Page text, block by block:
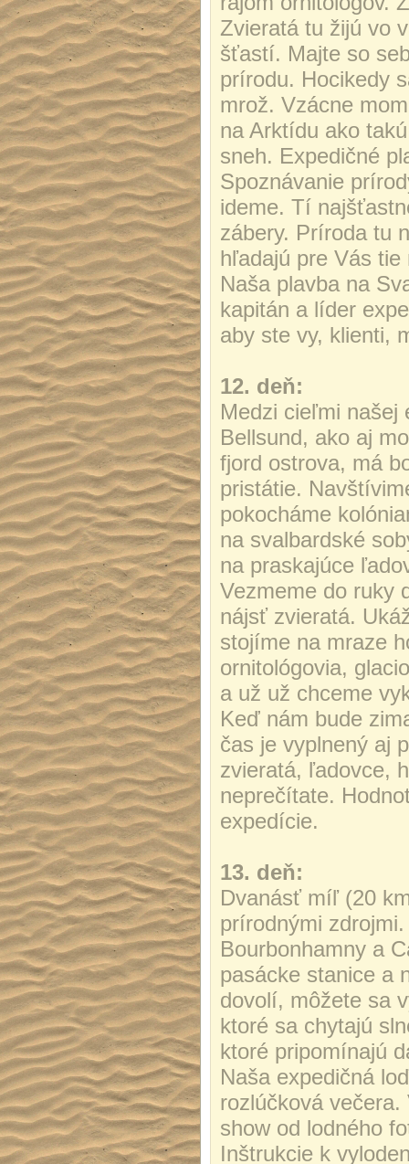
Zvieratá tu žijú vo
šťastí. Majte so
prírodu. Hocikedy
mrož. Vzácne
na Arktídu ako
sneh. Expedičné
Spoznávanie
ideme. Tí
zábery. Príroda tu
hľadajú pre Vás
Naša plavba na
kapitán a líder
aby ste vy, klienti,
12. deň:
Medzi cieľmi našej
Bellsund, ako aj
fjord ostrova, má
pristátie.
pokocháme
na svalbardské
na praskajúce
Vezmeme do ruky
nájsť zvieratá.
stojíme na mraze
ornitológovia,
a už už chceme
Keď nám bude
čas je vyplnený aj
zvieratá, ľadovce,
neprečítate.
expedície.
13. deň:
Dvanásť míľ (20
prírodnými
Bourbonhamny a
pasácke stanice a
dovolí, môžete sa
ktoré sa chytajú
ktoré pripomínajú
Naša expedičná
rozlúčková
show od lodného
Inštrukcie k